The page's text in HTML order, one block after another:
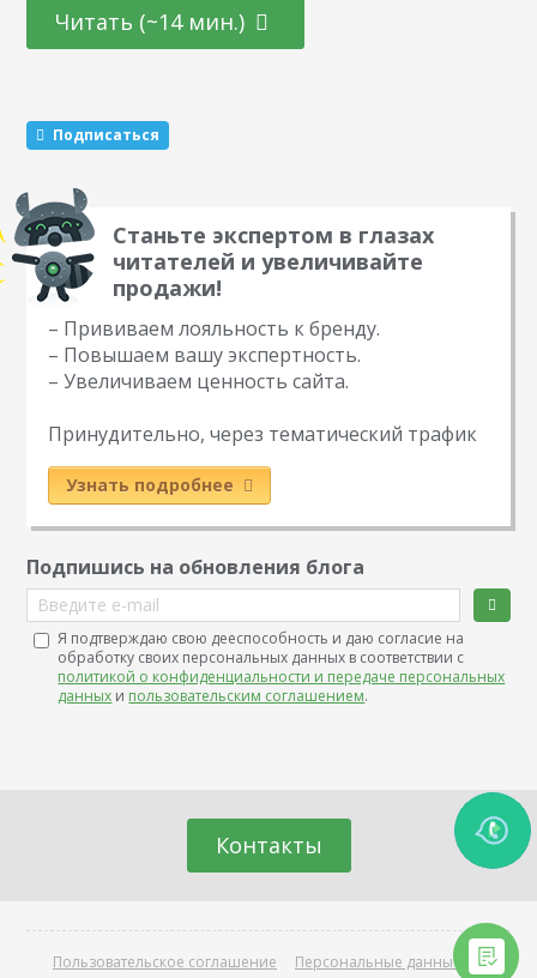
больше контента понадобиться. Теперь одной хорошей
идеи раз в месяц недостаточно, вам нужно несколько
Читать (~14 мин.)
Подписаться
Станьте экспертом в глазах
читателей и увеличивайте
продажи!
– Прививаем лояльность к бренду.
– Повышаем вашу экспертность.
– Увеличиваем ценность сайта.
Принудительно, через тематический трафик
Узнать подробнее
Подпишись на обновления блога
Введите e-mail
Я подтверждаю свою дееспособность и даю согласие на
обработку своих персональных данных в соответствии с
политикой о конфиденциальности и передаче персональных
данных и пользовательским соглашением.
Контакты
Пользовательское соглашение Персональные данные
О